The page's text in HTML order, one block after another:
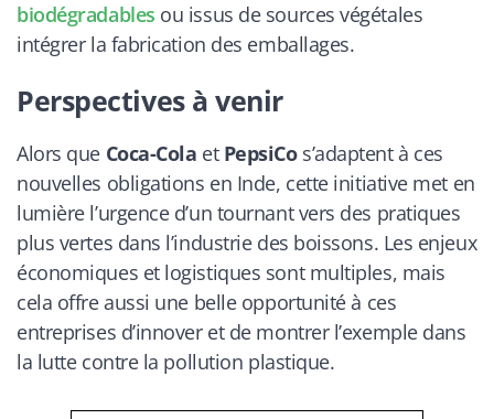
biodégradables ou issus de sources végétales
intégrer la fabrication des emballages.
Perspectives à venir
Alors que Coca-Cola et PepsiCos’adaptent à ces
nouvelles obligations en Inde, cette initiative met en
lumière l’urgence d’un tournant vers des pratiques
plus vertes dans l’industrie des boissons. Les enjeux
économiques et logistiques sont multiples, mais
cela offre aussi une belle opportunité à ces
entreprises d’innover et de montrer l’exemple dans
la lutte contre la pollution plastique.